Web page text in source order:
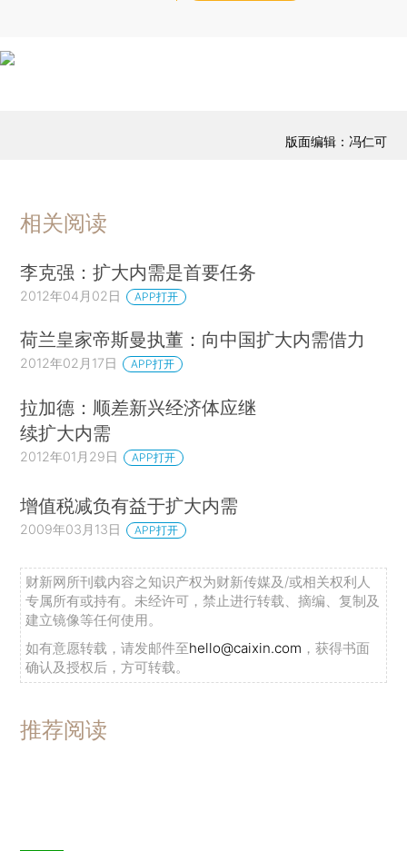
版面编辑：冯仁可
相关阅读
李克强：扩大内需是首要任务
2012年04月02日 APP打开
荷兰皇家帝斯曼执董：向中国扩大内需借力
2012年02月17日 APP打开
拉加德：顺差新兴经济体应继
续扩大内需
2012年01月29日 APP打开
增值税减负有益于扩大内需
2009年03月13日 APP打开
财新网所刊载内容之知识产权为财新传媒及/或相关权利人
专属所有或持有。未经许可，禁止进行转载、摘编、复制及
建立镜像等任何使用。
如有意愿转载，请发邮件至hello@caixin.com ，获得书面
确认及授权后，方可转载。
推荐阅读